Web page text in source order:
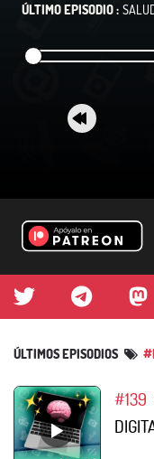
ÚLTIMO EPISODIO :
ÚLTIMOS EPISODIOS
#139